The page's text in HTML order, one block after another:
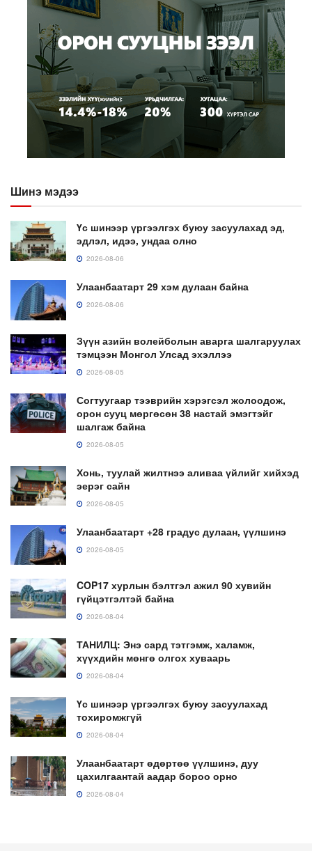
Шинэ мэдээ
Үс шинээр үргээлгэх буюу засуулахад эд,
эдлэл, идээ, ундаа олно
2026-08-06
Улаанбаатарт 29 хэм дулаан байна
2026-08-06
Зүүн азийн волейболын аварга шалгаруулах
тэмцээн Монгол Улсад эхэллээ
2026-08-05
Согтуугаар тээврийн хэрэгсэл жолоодож,
орон сууц мөргөсөн 38 настай эмэгтэйг
шалгаж байна
2026-08-05
Хонь, туулай жилтнээ аливаа үйлийг хийхэд
эерэг сайн
2026-08-05
Улаанбаатарт +28 градус дулаан, үүлшинэ
2026-08-05
COP17 хурлын бэлтгэл ажил 90 хувийн
гүйцэтгэлтэй байна
2026-08-04
ТАНИЛЦ: Энэ сард тэтгэмж, халамж,
хүүхдийн мөнгө олгох хуваарь
2026-08-04
Үс шинээр үргээлгэх буюу засуулахад
тохиромжгүй
2026-08-04
Улаанбаатарт өдөртөө үүлшинэ, дуу
цахилгаантай аадар бороо орно
2026-08-04